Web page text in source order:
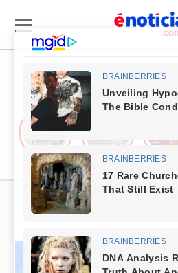
Esporte & Cultura
Publieditorial